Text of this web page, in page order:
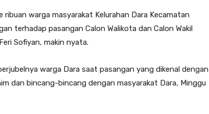
ribuan warga masyarakat Kelurahan Dara Kecamatan
terhadap pasangan Calon Walikota dan Calon Wakil
Sofiyan, makin nyata.
warga Dara saat pasangan yang dikenal dengan
dan bincang-bincang dengan masyarakat Dara, Minggu